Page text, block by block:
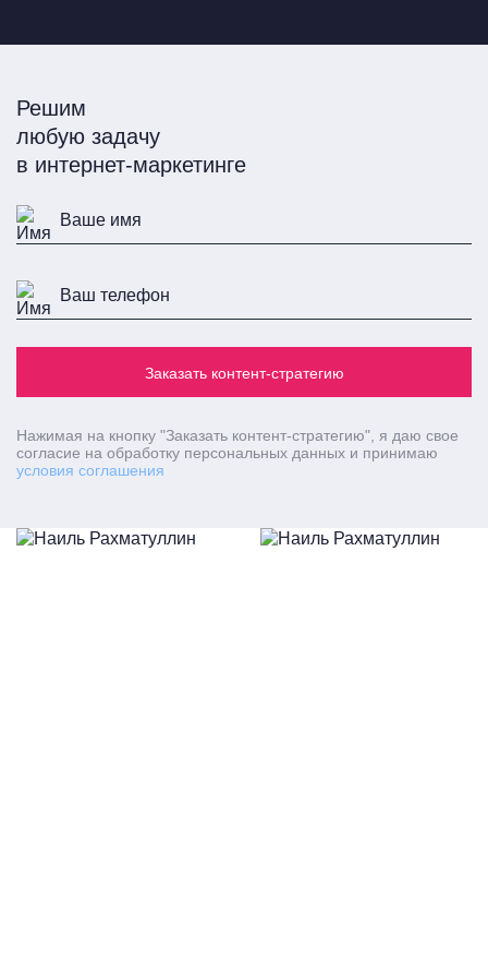
Решим
любую задачу
в интернет-маркетинге
Заказать контент-стратегию
Нажимая на кнопку "Заказать контент-стратегию" , я даю свое
согласие на обработку персональных данных и принимаю
условия соглашения